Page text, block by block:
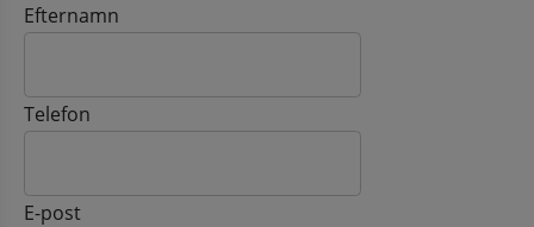
Efternamn
Telefon
E-post